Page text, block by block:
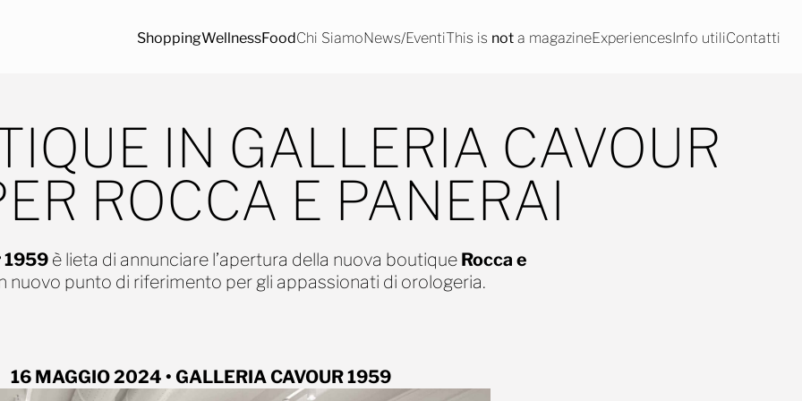
ShoppingWellnessFoodChi SiamoNews/EventiThis is not a magazineExperiences Info utiliContatti
IN GALLERIA CAVOUR
ROCCA E PANERAI
1959 è lieta di annunciare l’apertura della nuova boutique Rocca e
nuovo punto di riferimento per gli appassionati di orologeria.
16 MAGGIO 2024 • GALLERIA CAVOUR 1959